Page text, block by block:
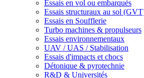
Essais en vol ou embarqués
Essais structuraux au sol
Essais en Soufflerie
Turbo machines & propulseurs
Essais environnementaux
UAV / UAS / Stabilisation
Essais d'impacts et chocs
Détonique & pyrotechnie
R&D & Universités